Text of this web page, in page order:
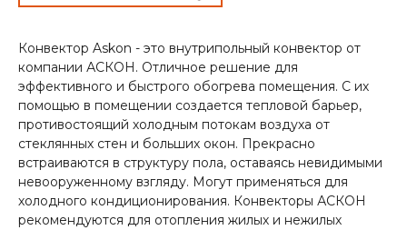
Конвектор Askon - это внутрипольный конвектор от
компании АСКОН. Отличное решение для
эффективного и быстрого обогрева помещения. С их
помощью в помещении создается тепловой барьер,
противостоящий холодным потокам воздуха от
стеклянных стен и больших окон. Прекрасно
встраиваются в структуру пола, оставаясь невидимыми
невооруженному взгляду. Могут применяться для
холодного кондиционирования. Конвекторы АСКОН
рекомендуются для отопления жилых и нежилых